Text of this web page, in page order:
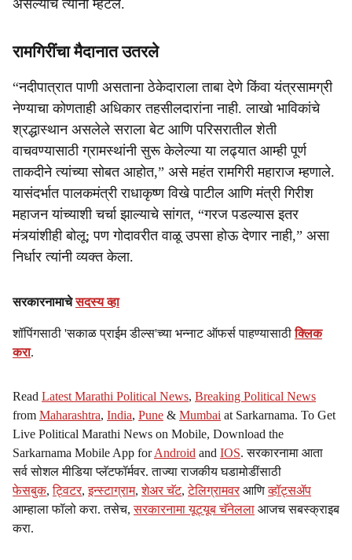
असल्याचे त्यांनी म्हटले.
रामगिरींचा मैदानात उतरले
“नदीपात्रात पाणी असताना ठेकेदाराला ताबा देणे किंवा यंत्रसामग्री
नेण्याचा कोणताही अधिकार तहसीलदारांना नाही. लाखो भाविकांचे
श्रद्धास्थान असलेले सराला बेट आणि परिसरातील शेती
वाचवण्यासाठी ग्रामस्थांनी सुरू केलेल्या या लढ्यात आम्ही पूर्ण
ताकदीने त्यांच्या सोबत आहोत,” असे महंत रामगिरी महाराज म्हणाले.
यासंदर्भात पालकमंत्री राधाकृष्ण विखे पाटील आणि मंत्री गिरीश
महाजन यांच्याशी चर्चा झाल्याचे सांगत, “गरज पडल्यास इतर
मंत्र्यांशीही बोलू; पण गोदावरीत वाळू उपसा होऊ देणार नाही,” असा
निर्धार त्यांनी व्यक्त केला.
सरकारनामाचेसदस्य व्हा
शॉपिंगसाठी 'सकाळ प्राईम डील्स'च्या भन्नाट ऑफर्स पाहण्यासाठीक्लिक
करा.
Read Latest Marathi Political News, Breaking Political News
from Maharashtra, India, Pune & Mumbai at Sarkarnama. To Get
Live Political Marathi News on Mobile, Download the
Sarkarnama Mobile App forAndroid and IOS. सरकारनामा आता
सर्व सोशल मीडिया प्लॅटफॉर्मवर. ताज्या राजकीय घडामोडींसाठी
फेसबुक,ट्विटर,इन्स्टाग्राम,शेअर चॅट,टेलिग्रामवर आणिव्हॉट्सॲप
आम्हाला फॉलो करा. तसेच,सरकारनामा यूट्यूब चॅनेलला आजच सबस्क्राइब
करा.